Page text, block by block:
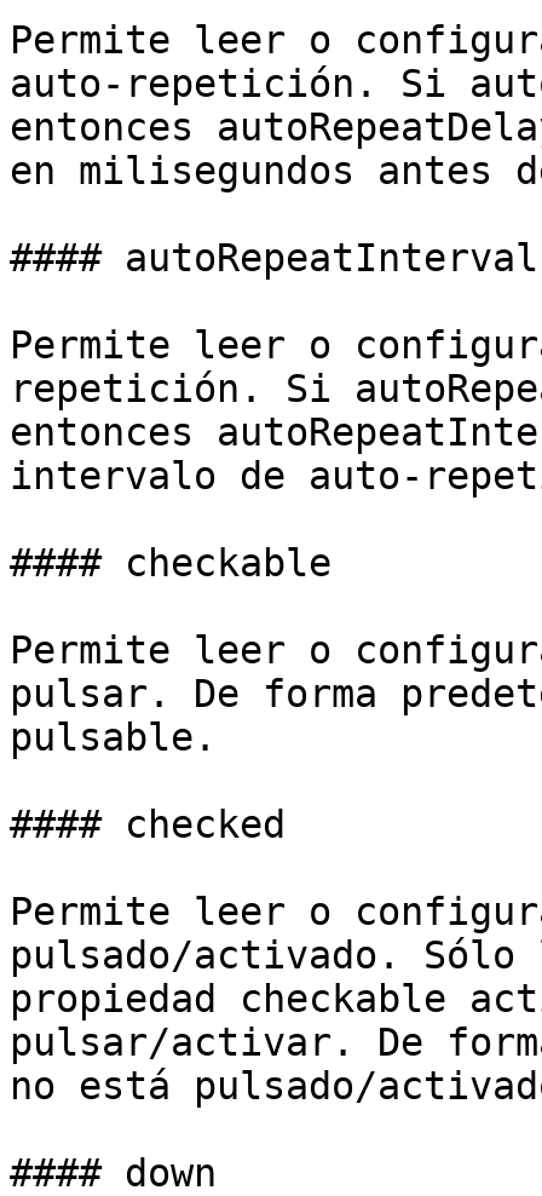
Permite leer o
auto-repetición. Si
entonces
en milisegundos
#### autoRepeatInterval
Permite leer o
repetición. Si
entonces
intervalo de auto-
#### checkable
Permite leer o
pulsar. De forma
pulsable.
#### checked
Permite leer o
pulsado/activado.
propiedad checkable
pulsar/activar. De
no está pulsado/
#### down